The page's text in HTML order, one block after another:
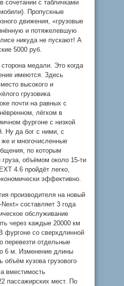
сочетании с табличками
Пропускные
движения, «грузовые
и потяжелевшую
никуда не пускают! А
5000 руб.
медали. Это когда
имеются. Здесь
высокого и
грузовика
почти на равных с
лёгком в
фургоне с низкой
Ну да бог с ними, с
и многочисленные
по которым
груза, объёмом около 15-ти
4.6 пройдёт легко,
эффективно.
производителя на новый
составляет 3 года
обслуживание
через каждые 20000 км
фургоне со сверхдлинной
перевезти отдельные
6 м. Изменение длины
объём кузова грузового
, а вместимость
пассажирских мест. По